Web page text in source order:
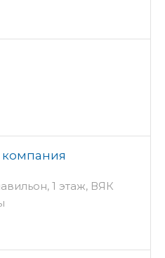
компания
1 этаж, ВЯК